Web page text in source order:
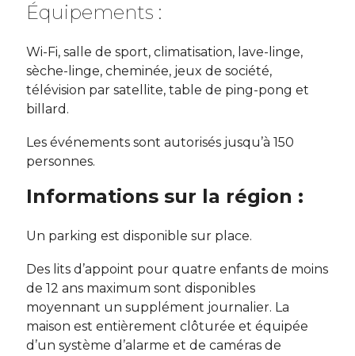
Équipements :
Wi-Fi, salle de sport, climatisation, lave-linge,
sèche-linge, cheminée, jeux de société,
télévision par satellite, table de ping-pong et
billard.
Les événements sont autorisés jusqu’à 150
personnes.
Informations sur la région :
Un parking est disponible sur place.
Des lits d’appoint pour quatre enfants de moins
de 12 ans maximum sont disponibles
moyennant un supplément journalier. La
maison est entièrement clôturée et équipée
d’un système d’alarme et de caméras de